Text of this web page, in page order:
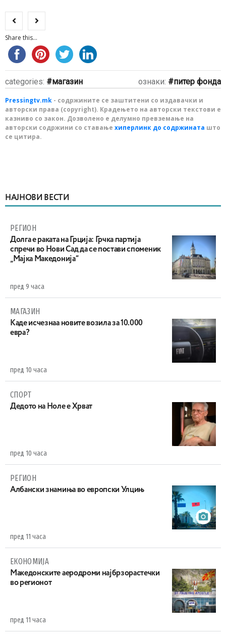
Share this...
categories: магазин ознаки: питер фонда
Pressingtv.mk - содржините се заштитени со издавачки и
авторски права (copyright). Крадењето на авторски текстови е
казниво со закон. Дозволено е делумно превземање на
авторски содржини со ставање хиперлинк до содржината што
се цитира.
НАЈНОВИ ВЕСТИ
РЕГИОН
Долга е раката на Грција: Грчка партија
спречи во Нови Сад да се постави споменик
„Мајка Македонија“
пред 9 часа
МАГАЗИН
Каде исчезнаа новите возила за 10.000
евра?
пред 10 часа
СПОРТ
Дедото на Ноле е Хрват
пред 10 часа
РЕГИОН
Aлбански знамиња во европски Улцињ
пред 11 часа
ЕКОНОМИЈА
Maкедонските аеродроми најбрзорастечки
во регионот
пред 11 часа